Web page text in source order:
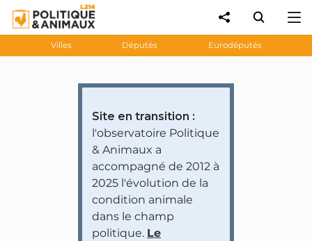
Villes Députés Eurodéputés
Site en transition :
l'observatoire Politique
& Animaux a
accompagné de 2012 à
2025 l'évolution de la
condition animale
dans le champ
politique. Le